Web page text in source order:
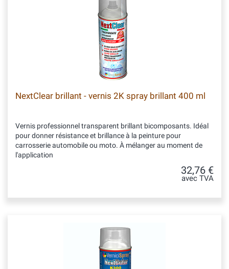
NextClear brillant - vernis 2K spray brillant 400 ml
Vernis professionnel transparent brillant bicomposants. Idéal
pour donner résistance et brillance à la peinture pour
carrosserie automobile ou moto. À mélanger au moment de
l'application
32,76 €
avec TVA